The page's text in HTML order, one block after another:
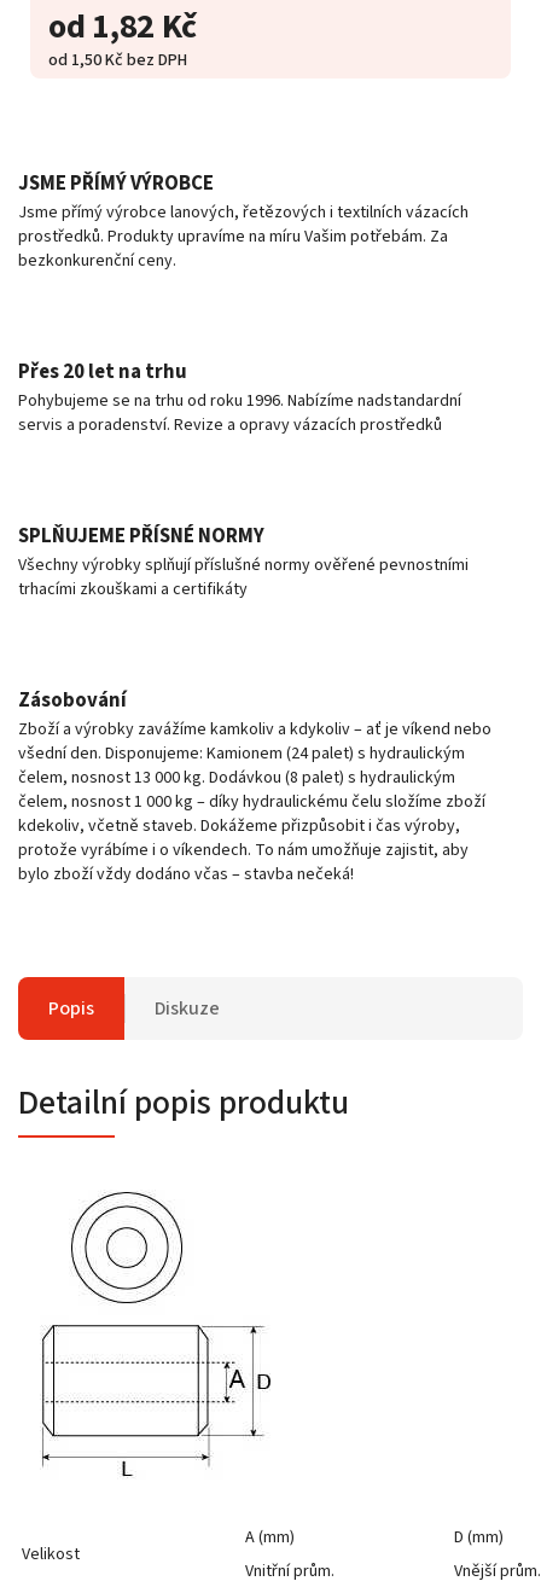
od 1,82 Kč
od 1,50 Kčbez DPH
JSME PŘÍMÝ VÝROBCE
Jsme přímý výrobce lanových, řetězových i textilních vázacích
prostředků. Produkty upravíme na míru Vašim potřebám. Za
bezkonkurenční ceny.
Přes 20 let na trhu
Pohybujeme se na trhu od roku 1996. Nabízíme nadstandardní
servis a poradenství. Revize a opravy vázacích prostředků
SPLŇUJEME PŘÍSNÉ NORMY
Všechny výrobky splňují příslušné normy ověřené pevnostními
trhacími zkouškami a certifikáty
Zásobování
Zboží a výrobky zavážíme kamkoliv a kdykoliv – ať je víkend nebo
všední den. Disponujeme: Kamionem (24 palet) s hydraulickým
čelem, nosnost 13 000 kg. Dodávkou (8 palet) s hydraulickým
čelem, nosnost 1 000 kg – díky hydraulickému čelu složíme zboží
kdekoliv, včetně staveb. Dokážeme přizpůsobit i čas výroby,
protože vyrábíme i o víkendech. To nám umožňuje zajistit, aby
bylo zboží vždy dodáno včas – stavba nečeká!
Popis Diskuze
Detailní popis produktu
Velikost
A (mm)
D (mm)
Vnitřní prům.
Vnější prům.